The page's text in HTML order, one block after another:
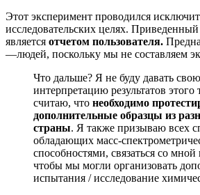
Этот эксперимент проводился
исследовательских целях. Приведенный
является отчетом пользователя.
—людей, поскольку мы не составляем
Что дальше? Я не буду давать свою
интерпретацию результатов этого
считаю, что необходимо
дополнительные образцы из
страны. Я также призываю всех
обладающих масс-
способностями, связаться со мной
чтобы мы могли организовать
испытания / исследование